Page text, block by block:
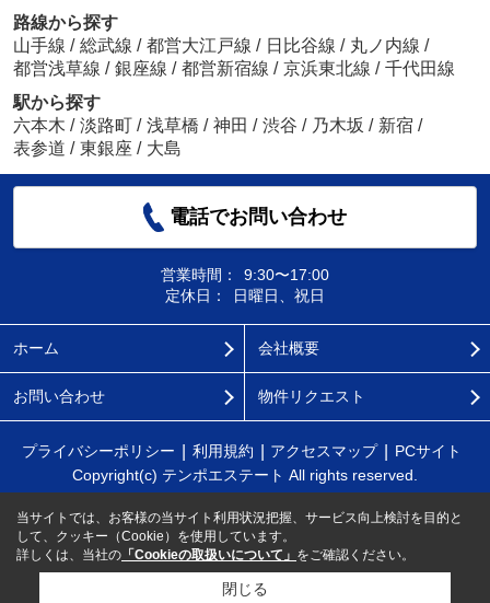
路線から探す
山手線 / 総武線 / 都営大江戸線 / 日比谷線 / 丸ノ内線 /
都営浅草線 / 銀座線 / 都営新宿線 / 京浜東北線 / 千代田線
駅から探す
六本木 / 淡路町 / 浅草橋 / 神田 / 渋谷 / 乃木坂 / 新宿 /
表参道 / 東銀座 / 大島
電話でお問い合わせ
営業時間：
9:30〜17:00
定休日：
日曜日、祝日
ホーム 会社概要
お問い合わせ 物件リクエスト
プライバシーポリシー 利用規約 アクセスマップ
PCサイト
Copyright(c) テンポエステート All rights reserved.
当サイトでは、お客様の当サイト利用状況把握、サービス向上検討を目的と
して、クッキー（Cookie）を使用しています。
詳しくは、当社の 「Cookieの取扱いについて」 をご確認ください。
閉じる